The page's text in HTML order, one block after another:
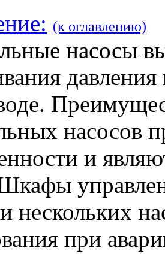
(к оглавлению)
насосы
насосов
и
нескольких
при